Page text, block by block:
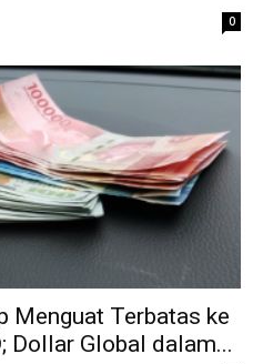
0
Menguat Terbatas ke
Dollar Global dalam...